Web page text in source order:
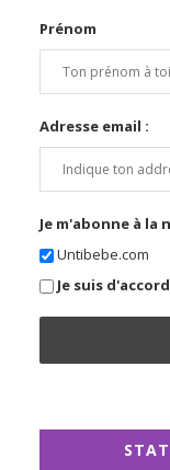
Prénom
Adresse email :
Je m'abonne à la
Untibebe.com
Je suis